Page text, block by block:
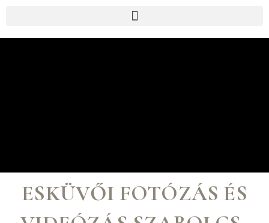
ESKÜVŐI FOTÓZÁS ÉS